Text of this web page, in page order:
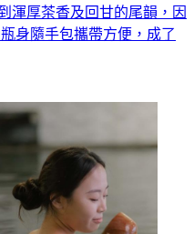
渾厚茶香及回甘的尾韻，因
身隨手包攜帶方便，成了